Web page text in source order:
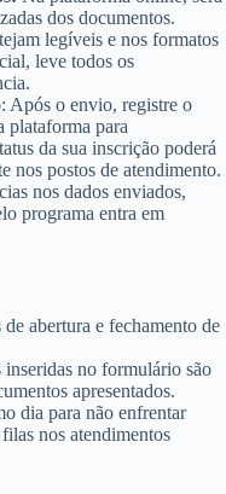
dos documentos.
legíveis e nos formatos
leve todos os
: Após o envio, registre o
plataforma para
da sua inscrição poderá
nos postos de atendimento.
nos dados enviados,
programa entra em
abertura e fechamento de
no formulário são
apresentados.
dia para não enfrentar
nos atendimentos